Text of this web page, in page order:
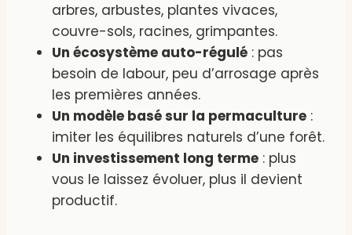
arbres, arbustes, plantes vivaces,
couvre-sols, racines, grimpantes.
Un écosystème auto-régulé : pas
besoin de labour, peu d’arrosage après
les premières années.
Un modèle basé sur la permaculture :
imiter les équilibres naturels d’une forêt.
Un investissement long terme : plus
vous le laissez évoluer, plus il devient
productif.